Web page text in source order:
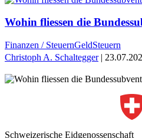
Wohin fliessen die
Finanzen / SteuernGeldSteuern
Christoph A. Schaltegger|
Schweizerische Eidgenossenschaft